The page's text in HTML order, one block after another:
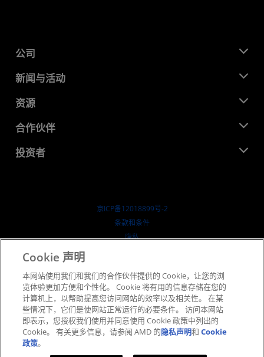
公司
关于 AMD
企业责任
就业机会
联系我们
新闻与活动
新闻中心
媒体库
资源
开发中心
成功案例
合作伙伴
AMD 合作伙伴中心
投资者
京ICP备12018899号-2
​条款和条件
隐私
公开公平竞争
英国税收策略
Cookie 政策
Cookie 设置
Cookie 声明
本网站使用我们和我们的合作伙伴提供的 Cookie，让您的浏
览体验更加方便和个性化。 Cookie 将有用的信息存储在您的
计算机上，以帮助提高您访问网站的效率以及相关性。 在某
些情况下，它们是使网站正常运行的必要条件。 访问本网站
即表示，您授权我们使用并同意使用 Cookie 政策中列出的
Cookie。 有关更多信息，请参阅 AMD 的隐私声明和Cookie
政策。